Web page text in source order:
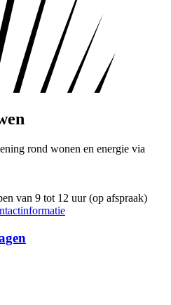
rond wonen en energie via
van 9 tot 12 uur (op afspraak)